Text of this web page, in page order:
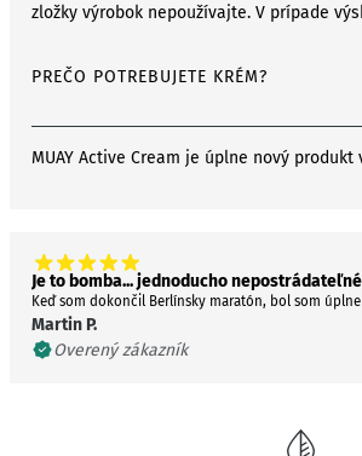
Je to bomba... jednoducho nepostrádateľné
Keď som dokončil Berlínsky maratón, bol som
Martin P.
Overený zákazník
zložky výrobok nepoužívajte. V prípade
PREČO POTREBUJETE KRÉM?
MUAY Active Cream je úplne nový